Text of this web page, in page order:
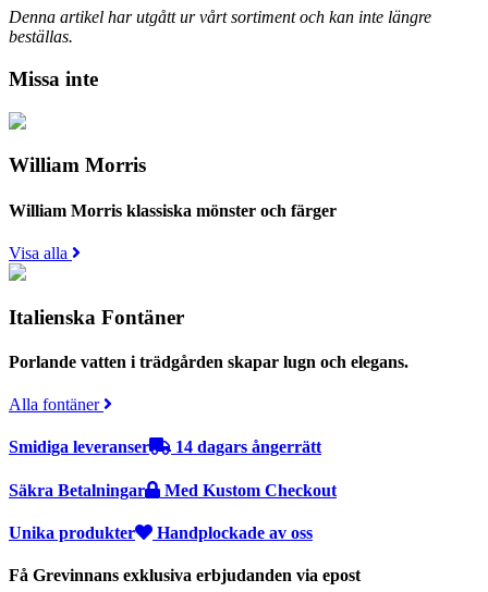
Denna artikel har utgått ur vårt sortiment och kan inte längre
beställas.
Missa inte
William Morris
William Morris klassiska mönster och färger
Visa alla
Italienska Fontäner
Porlande vatten i trädgården skapar lugn och elegans.
Alla fontäner
Smidiga leveranser 14 dagars ångerrätt
Säkra Betalningar Med Kustom Checkout
Unika produkter Handplockade av oss
Få Grevinnans exklusiva erbjudanden via epost